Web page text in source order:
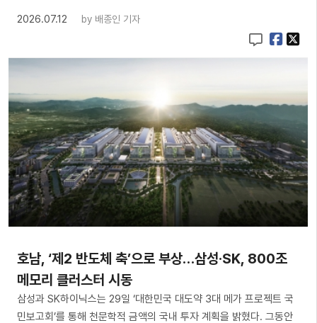
2026.07.12
by 배종인 기자
호남, ‘제2 반도체 축’으로 부상…삼성·SK, 800조
메모리 클러스터 시동
삼성과 SK하이닉스는 29일 ‘대한민국 대도약 3대 메가 프로젝트 국
민보고회’를 통해 천문학적 금액의 국내 투자 계획을 밝혔다. 그동안